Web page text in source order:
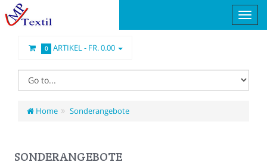
0 ARTIKEL - FR. 0.00
Home Sonderangebote
SONDERANGEBOTE